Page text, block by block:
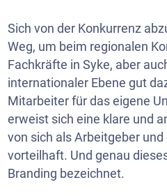
Sich von der Konkurrenz
Weg, um beim regionalen
Fachkräfte in Syke, aber
internationaler Ebene gut
Mitarbeiter für das eigene
erweist sich eine klare und
von sich als Arbeitgeber
vorteilhaft. Und genau
Branding bezeichnet.